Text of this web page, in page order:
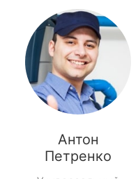
Антон
Петренко